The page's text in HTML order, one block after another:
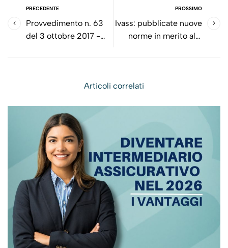
PRECEDENTE
Provvedimento n. 63
del 3 ottobre 2017 -
PROSSIMO
Ivass: pubblicate nuove
norme in merito alle
Articoli correlati